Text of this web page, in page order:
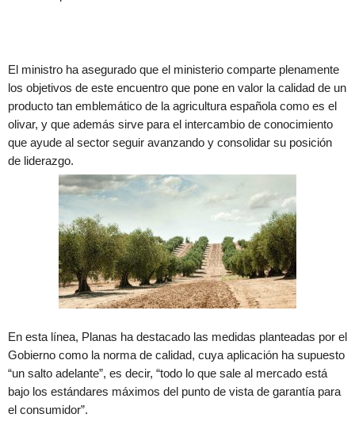
El ministro ha asegurado que el ministerio comparte plenamente
los objetivos de este encuentro que pone en valor la calidad de un
producto tan emblemático de la agricultura española como es el
olivar, y que además sirve para el intercambio de conocimiento
que ayude al sector seguir avanzando y consolidar su posición
de liderazgo.
En esta línea, Planas ha destacado las medidas planteadas por el
Gobierno como la norma de calidad, cuya aplicación ha supuesto
“un salto adelante”, es decir, “todo lo que sale al mercado está
bajo los estándares máximos del punto de vista de garantía para
el consumidor”.